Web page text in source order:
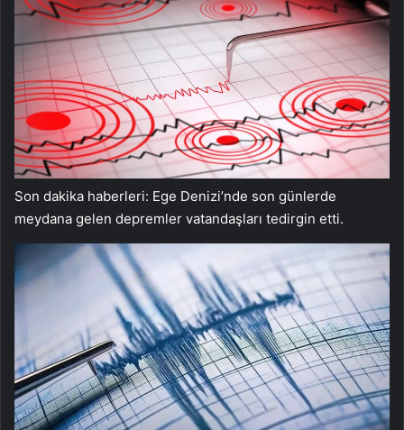
Son dakika haberleri: Ege Denizi’nde son günlerde
meydana gelen depremler vatandaşları tedirgin etti.